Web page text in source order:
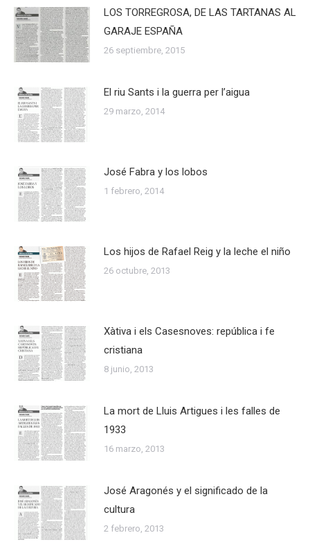
LOS TORREGROSA, DE LAS TARTANAS AL
GARAJE ESPAÑA
26 septiembre, 2015
El riu Sants i la guerra per l’aigua
29 marzo, 2014
José Fabra y los lobos
1 febrero, 2014
Los hijos de Rafael Reig y la leche el niño
26 octubre, 2013
Xàtiva i els Casesnoves: república i fe
cristiana
8 junio, 2013
La mort de Lluis Artigues i les falles de
1933
16 marzo, 2013
José Aragonés y el significado de la
cultura
2 febrero, 2013